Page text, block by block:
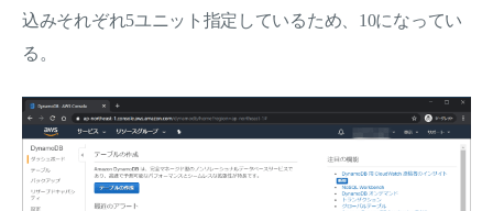
込みそれぞれ5ユニット指定しているため、10になってい
る。